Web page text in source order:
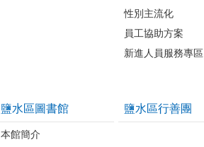
性別主流化
員工協助方案
新進人員服務專區
鹽水區圖書館
本館簡介
鹽水區行善團